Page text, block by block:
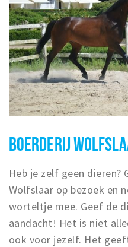
BOERDERIJ
Heb je zelf geen dieren?
Wolfslaar op bezoek en
worteltje mee. Geef de
aandacht! Het is niet
ook voor jezelf. Het